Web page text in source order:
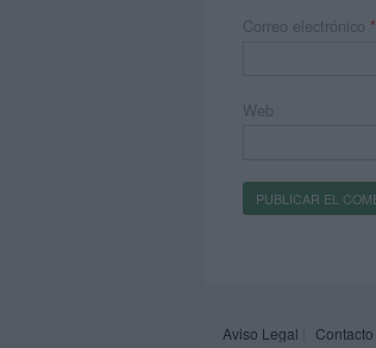
Correo electrónico *
Web
Aviso Legal Contacto